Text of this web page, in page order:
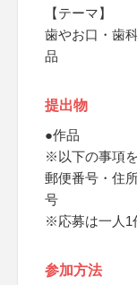
【テーマ】
歯やお口・歯
品
提出物
●作品
※以下の事項
郵便番号・住
号
※応募は一人1
参加方法